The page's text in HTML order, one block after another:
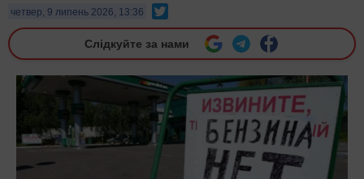
четвер, 9 липень 2026, 13:36
Слідкуйте за нами